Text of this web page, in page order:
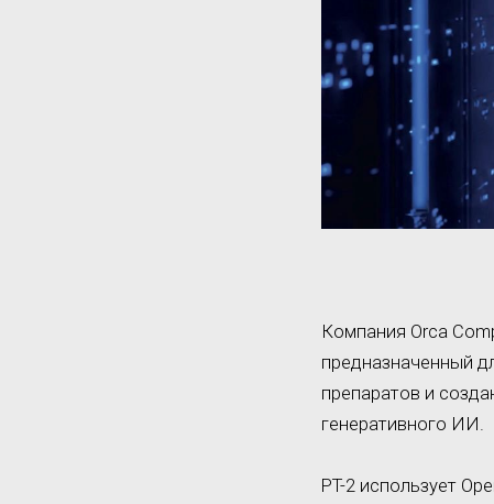
Компания Orca
предназначенный
препаратов и
генеративного ИИ.
PT-2 использует